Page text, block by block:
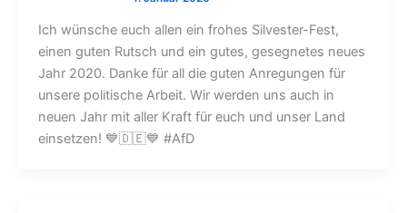
Ich wünsche euch allen ein frohes Silvester-Fest,
einen guten Rutsch und ein gutes, gesegnetes neues
Jahr 2020. Danke für all die guten Anregungen für
unsere politische Arbeit. Wir werden uns auch in
neuen Jahr mit aller Kraft für euch und unser Land
einsetzen! 💙🇩🇪💙 #AfD